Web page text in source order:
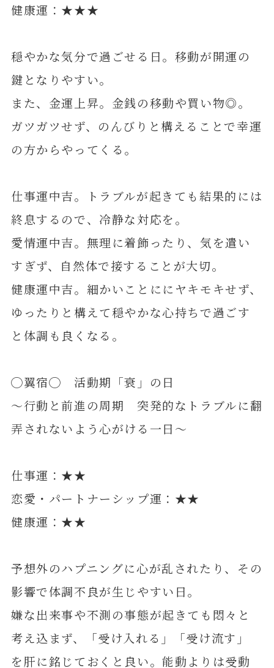
健康運：★★★
穏やかな気分で過ごせる日。移動が開運の
鍵となりやすい。
また、金運上昇。金銭の移動や買い物◎。
ガツガツせず、のんびりと構えることで幸運
の方からやってくる。
仕事運中吉。トラブルが起きても結果的には
終息するので、冷静な対応を。
愛情運中吉。無理に着飾ったり、気を遣い
すぎず、自然体で接することが大切。
健康運中吉。細かいことににヤキモキせず、
ゆったりと構えて穏やかな心持ちで過ごす
と体調も良くなる。
◯翼宿◯ 活動期「衰」の日
～行動と前進の周期 突発的なトラブルに翻
弄されないよう心がける一日～
仕事運：★★
恋愛・パートナーシップ運：★★
健康運：★★
予想外のハプニングに心が乱されたり、その
影響で体調不良が生じやすい日。
嫌な出来事や不測の事態が起きても悶々と
考え込まず、「受け入れる」「受け流す」
を肝に銘じておくと良い。能動よりは受動